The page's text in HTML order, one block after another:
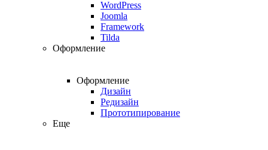
WordPress
Joomla
Framework
Tilda
Оформление
Оформление
Дизайн
Редизайн
Прототипирование
Еще